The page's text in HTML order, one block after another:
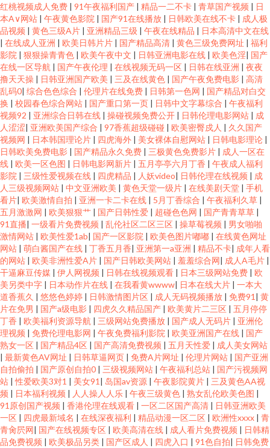
红桃视频成人免费 | 91午夜福利国产 | 精品一二不卡 | 青草国产视频 | 日
本A∨网站 | 午夜黄色影院 | 国产91在线播放 | 日韩欧美在线不卡 | 成人极
品视频 | 黄色三级A片 | 亚洲精品三级 | 午夜在线精品 | 日本高清中文在线
| 在线成人亚洲 | 欧美日韩片片 | 国产精品高清 | 黄色三级免费网址 | 福利
影院 | 狠狠操青青色 | 欧美午夜中文 | 日韩亚洲电影在线 | 欧美色淫| 国产
在线一区导航 | 国产午夜伦理 | 在线视频无码一区 | 日韩在线亚洲 | 夜夜
撸天天操 | 日韩亚洲国产欧美 | 三及在线黄色 | 国产午夜免费电影 | 高清
乱码0| 综合色色综合 | 伦理片在线免费 | 日韩第一色网 | 国产精品对白交
换 | 校园春色综合网站 | 国产重口第一页 | 日韩中文字幕综合 | 午夜福利
视频92 | 亚洲综合日韩在线 | 操碰视频免费公开 | 日韩伦理电影网站 | 成
人涩涩| 亚洲欧美国产综合 | 97香蕉超级碰碰 | 欧美密臀戍人 | 久久国产
视频网 | 日本韩国理论片 | 四虎海外 | 美女裸体自慰网站 | 日韩电影理论 |
日韩欧美免费电影 | 国产精品永久免费 | 三极黄色免费影片 | 成人一区在
线 | 欧美一区色图 | 日韩电影网新片 | 五月亭亭六月丁香 | 午夜成人福利
影院 | 三级性爱视频在线 | 四虎精品 | 人妖video| 日韩伦理在线视频 | 成
人三级视频网站 | 中文亚洲欧美 | 黄色天堂一级片 | 在线美剧天堂 | 手机
看片| 欧美激情自拍 | 亚洲一卡二卡在线 | 5月丁香综合 | 午夜福利久草 |
五月激激网 | 欧美狠狠艹 | 国产日韩性爱 | 超碰色色网 | 国产青青草草 |
91直播| 一级看片免费视频 | 乱伦社区二区三区 | 操草莓视频 | 男女啪啪
激情网站 | 欧美性爱1ab| 国产一区影院 | 欧美色图片嘟嘟 | 在线黄色网址
网站 | 萌白酱国产在线 | 丁香五月香| 亚洲第一a亚洲 | 精品不卡| 成年人看
的网站 | 欧美非洲性爱A片 | 国产日韩欧美网站 | 羞羞综合网| 成人A毛片 |
干逼麻豆传媒 | 伊人网视频 | 日韩在线视频观看 | 日本三级网站免费 | 欧
美另类中字 | 日本动作片在线 | 在我看黄wwww| 日本在线大片 | 一本大
道香蕉久 | 悠悠色婷婷 | 日韩激情图片区 | 成人无码视频播放 | 免费91 | 黄
片在免男 | 国产a级电影 | 四虎久久精品国产 | 欧美黄片二三区 | 五月停停
丁香 | 欧美福利资源导航 | 三级网站免费播放 | 国产成人无码片 | 亚洲伦
理视频 | 免费伦理电影网 | 午夜免费福利影院 | 欧美亚洲国产在线 | 国产
熟女一区 | 国产精品4区 | 国产高清免费视频 | 五月天性爱 | 成人美女网站
| 最新黄色AV网址 | 日韩草逼网页 | 免费A片网址 | 伦理片网站 | 国产亚洲
自拍偷拍 | 国产原创自拍0 | 三级视频网站 | 午夜福利总站 | 国产污视频网
站 |性爱欧美3对1 | 美女91 | 岛国av资源 | 午夜影院黄片 | 三及黄色AA视
频 | 日本福利视频 | 人人操人人乐 | 午夜三级黄色 | 熟女乱伦欧美色图 |
91原创国产视频 | 香港伦理在线观看 | 一区二区国产高清 | 日韩亚洲欧美
一区 | 四虎最新域名 | 在线深夜福利 | 精品动漫一区二区 | 欧洲性xxxx | 青
青肏屄网| 国产在线视频专区 | 欧美高清在线 | 成人看片免费视频 | 日韩精
品免费视频 | 欧美极品另类 | 国产区成人 | 四虎入口 | 91色自拍| 日韩免费